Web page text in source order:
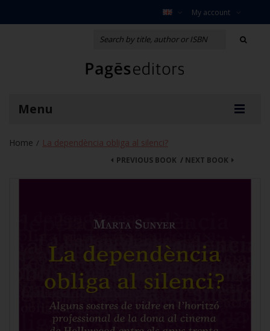
My account
Menu
Home / La dependència obliga al silenci?
NEXT BOOK
PREVIOUS BOOK /